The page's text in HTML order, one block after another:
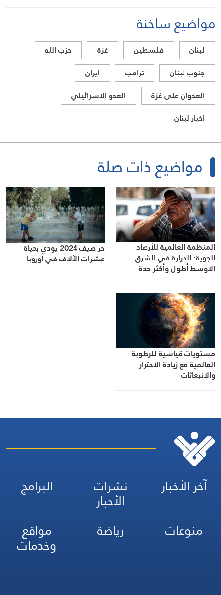
مواضيع ساخنة
لبنان فلسطين غزة
حزب الله
جنوب لبنان
ترامب
ايران
العدوان على غزة
العدو الاسرائيلي
اخبار لبنان
مواضيع ذات صلة
المنظمة العالمية للأرصاد
الجوية: الحرارة في الشرق
الاوسط أطول وأكثر حدة
حر صيف 2024 يودي بحياة
عشرات الآلاف في أوروبا
مستويات قياسية للرطوبة
العالمية مع زيادة الاحترار
والانبعاثات
آخر الأخبار نشرات
الأخبار
البرامج
منوعات
رياضة مواقع
وخدمات